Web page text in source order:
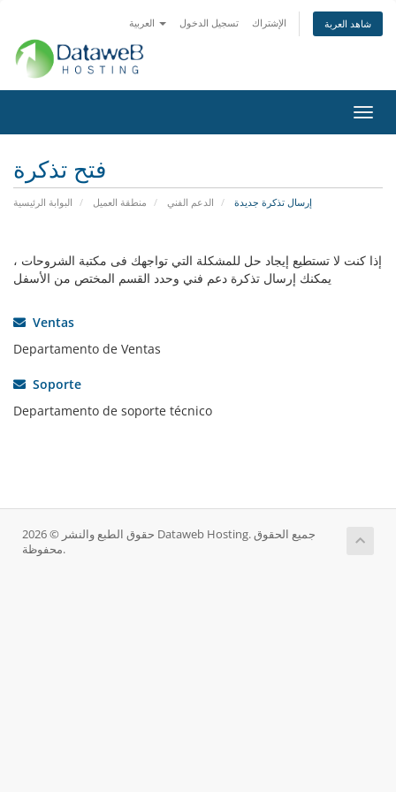
تسجيل الدخول الإشتراك شاهد العربة
تبديل
التنقل
فتح تذكرة
البوابة الرئيسية منطقة العميل الدعم الفني إرسال تذكرة جديدة
إذا كنت لا تستطيع إيجاد حل للمشكلة التي تواجهك فى مكتبة الشروحات ،
يمكنك إرسال تذكرة دعم فني وحدد القسم المختص من الأسفل
Ventas
Departamento de Ventas
Soporte
Departamento de soporte técnico
حقوق الطبع والنشر © 2026 Dataweb Hosting. جميع الحقوق
محفوظة.